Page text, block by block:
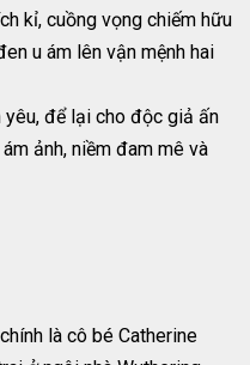
kỉ, cuồng vọng chiếm hữu
u ám lên vận mệnh hai
để lại cho độc giả ấn
ảnh, niềm đam mê và
là cô bé Catherine